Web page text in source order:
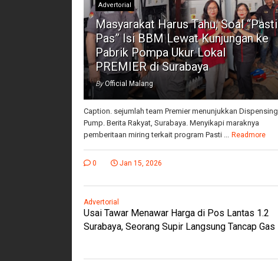
Advertorial
Masyarakat Harus Tahu, Soal “Pasti
Pas” Isi BBM Lewat Kunjungan ke
Pabrik Pompa Ukur Lokal
PREMIER di Surabaya
By Official Malang
Caption. sejumlah team Premier menunjukkan Dispensing
Pump. Berita Rakyat, Surabaya. Menyikapi maraknya
pemberitaan miring terkait program Pasti ...
Readmore
0 Jan 15, 2026
Advertorial
Usai Tawar Menawar Harga di Pos Lantas 1.2
Surabaya, Seorang Supir Langsung Tancap Gas